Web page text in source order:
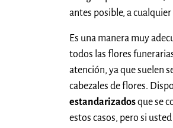
antes posible, a
Es una manera muy
todos las flores
atención, ya que suelen
cabezales de flores.
estandarizadosque se
estos casos, pero si